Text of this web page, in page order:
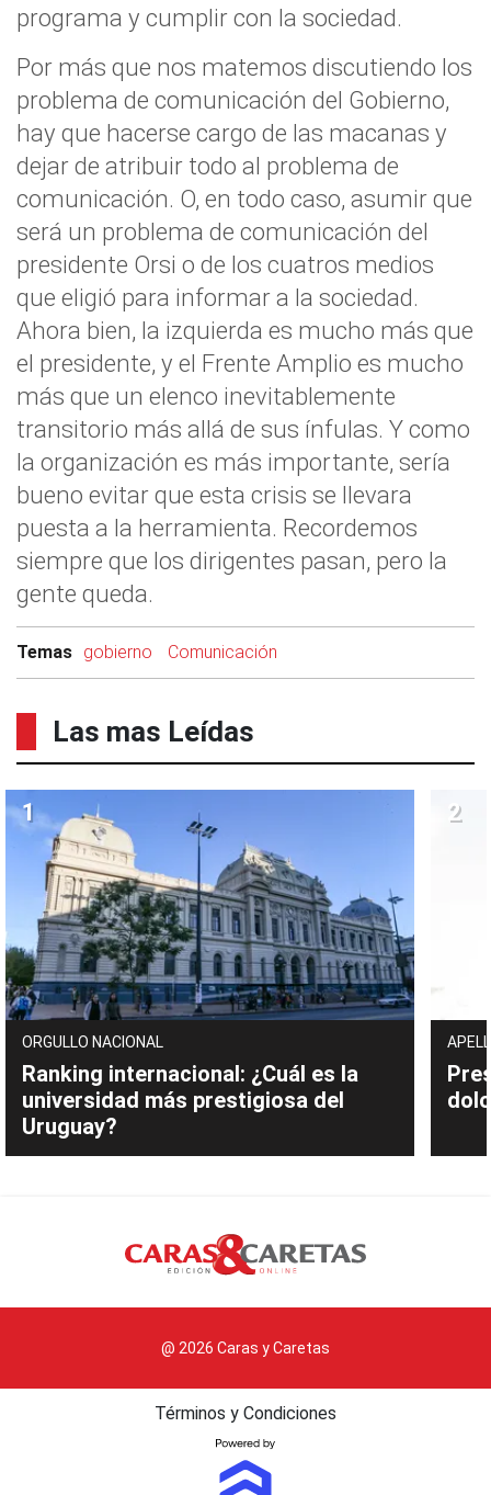
programa y cumplir con la sociedad.
Por más que nos matemos discutiendo los
problema de comunicación del Gobierno,
hay que hacerse cargo de las macanas y
dejar de atribuir todo al problema de
comunicación. O, en todo caso, asumir que
será un problema de comunicación del
presidente Orsi o de los cuatros medios
que eligió para informar a la sociedad.
Ahora bien, la izquierda es mucho más que
el presidente, y el Frente Amplio es mucho
más que un elenco inevitablemente
transitorio más allá de sus ínfulas. Y como
la organización es más importante, sería
bueno evitar que esta crisis se llevara
puesta a la herramienta. Recordemos
siempre que los dirigentes pasan, pero la
gente queda.
Temas gobierno Comunicación
Las mas Leídas
ORGULLO NACIONAL
Ranking internacional: ¿Cuál es la
universidad más prestigiosa del
Uruguay?
@ 2026 Caras y Caretas
Términos y Condiciones